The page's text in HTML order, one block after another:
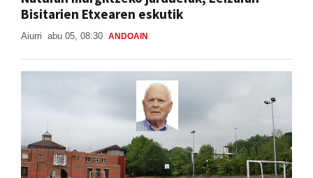
Bisitarien Etxearen eskutik
Aiurri abu 05, 08:30 ANDOAIN